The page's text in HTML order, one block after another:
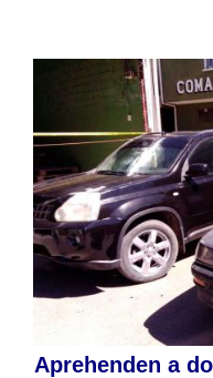
Aprehenden a